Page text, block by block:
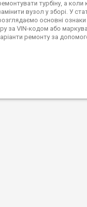
турбіну, а коли
вузол у зборі. У
основні ознаки
за VIN-кодом або
ремонту за